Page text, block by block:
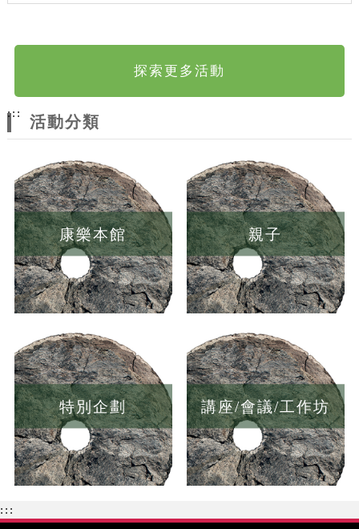
探索更多活動
:::
活動分類
康樂本館 親子
特別企劃 講座/會議/工作坊
:::